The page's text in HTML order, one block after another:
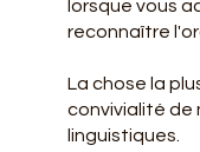
lorsque vous
reconnaître
La chose la
convivialité de
linguistiques.